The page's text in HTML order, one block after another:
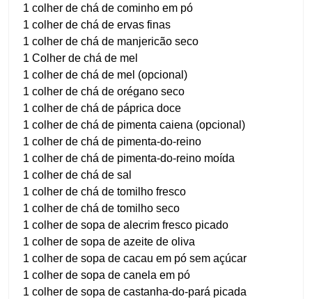
1 colher de chá de cominho em pó
1 colher de chá de ervas finas
1 colher de chá de manjericão seco
1 Colher de chá de mel
1 colher de chá de mel (opcional)
1 colher de chá de orégano seco
1 colher de chá de páprica doce
1 colher de chá de pimenta caiena (opcional)
1 colher de chá de pimenta-do-reino
1 colher de chá de pimenta-do-reino moída
1 colher de chá de sal
1 colher de chá de tomilho fresco
1 colher de chá de tomilho seco
1 colher de sopa de alecrim fresco picado
1 colher de sopa de azeite de oliva
1 colher de sopa de cacau em pó sem açúcar
1 colher de sopa de canela em pó
1 colher de sopa de castanha-do-pará picada